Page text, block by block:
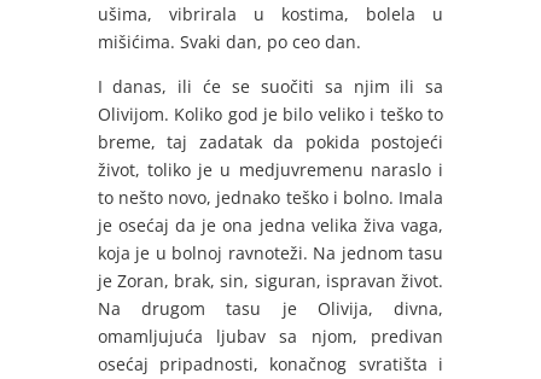
ušima, vibrirala u kostima, bolela u
mišićima. Svaki dan, po ceo dan.
I danas, ili će se suočiti sa njim ili sa
Olivijom. Koliko god je bilo veliko i teško to
breme, taj zadatak da pokida postojeći
život, toliko je u medjuvremenu naraslo i
to nešto novo, jednako teško i bolno. Imala
je osećaj da je ona jedna velika živa vaga,
koja je u bolnoj ravnoteži. Na jednom tasu
je Zoran, brak, sin, siguran, ispravan život.
Na drugom tasu je Olivija, divna,
omamljujuća ljubav sa njom, predivan
osećaj pripadnosti, konačnog svratišta i